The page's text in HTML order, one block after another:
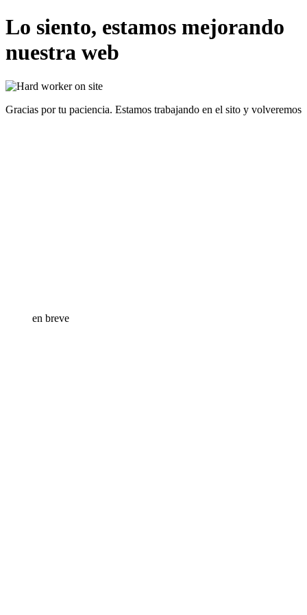
Lo siento, estamos mejorando
nuestra web
Gracias por tu paciencia. Estamos trabajando en el sito y volveremos
en breve